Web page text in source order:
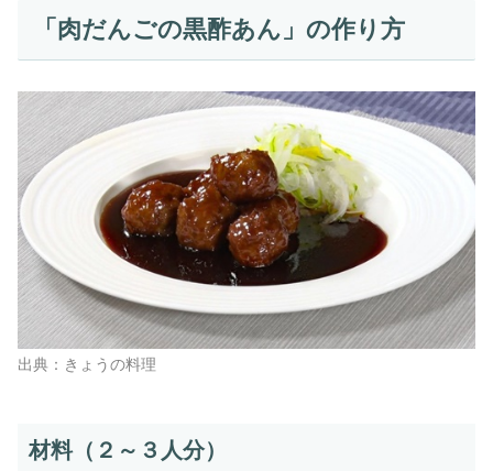
「肉だんごの黒酢あん」の作り方
出典：きょうの料理
材料（２～３人分）